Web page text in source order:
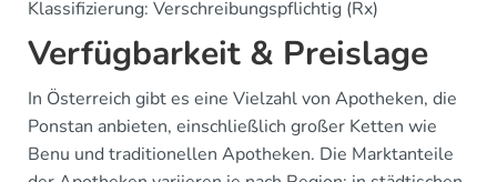
Klassifizierung: Verschreibungspflichtig (Rx)
Verfügbarkeit & Preislage
In Österreich gibt es eine Vielzahl von Apotheken, die
Ponstan anbieten, einschließlich großer Ketten wie
Benu und traditionellen Apotheken. Die Marktanteile